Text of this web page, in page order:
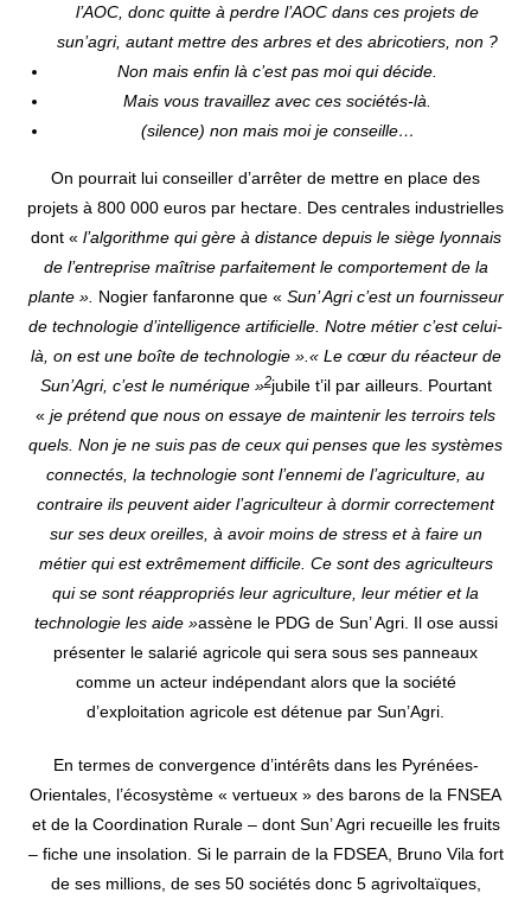
l’AOC, donc quitte à perdre l’AOC dans ces projets de
sun’agri, autant mettre des arbres et des abricotiers, non ?
Non mais enfin là c’est pas moi qui décide.
Mais vous travaillez avec ces sociétés-là.
(silence) non mais moi je conseille…
On pourrait lui conseiller d’arrêter de mettre en place des
projets à 800 000 euros par hectare. Des centrales industrielles
dont « l’algorithme qui gère à distance depuis le siège lyonnais
de l’entreprise maîtrise parfaitement le comportement de la
plante ». Nogier fanfaronne que « Sun’ Agri c’est un fournisseur
de technologie d’intelligence artificielle. Notre métier c’est celui-
là, on est une boîte de technologie ». « Le cœur du réacteur de
Sun’Agri, c’est le numérique »2jubile t’il par ailleurs. Pourtant
« je prétend que nous on essaye de maintenir les terroirs tels
quels. Non je ne suis pas de ceux qui penses que les systèmes
connectés, la technologie sont l’ennemi de l’agriculture, au
contraire ils peuvent aider l’agriculteur à dormir correctement
sur ses deux oreilles, à avoir moins de stress et à faire un
métier qui est extrêmement difficile. Ce sont des agriculteurs
qui se sont réappropriés leur agriculture, leur métier et la
technologie les aide »assène le PDG de Sun’ Agri. Il ose aussi
présenter le salarié agricole qui sera sous ses panneaux
comme un acteur indépendant alors que la société
d’exploitation agricole est détenue par Sun’Agri.
En termes de convergence d’intérêts dans les Pyrénées-
Orientales, l’écosystème « vertueux » des barons de la FNSEA
et de la Coordination Rurale – dont Sun’ Agri recueille les fruits
– fiche une insolation. Si le parrain de la FDSEA, Bruno Vila fort
de ses millions, de ses 50 sociétés donc 5 agrivoltaïques,